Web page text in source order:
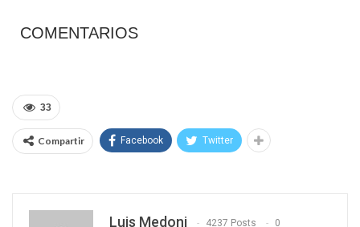
COMENTARIOS
33
Compartir Facebook Twitter
Luis Medoni 4237 Posts 0